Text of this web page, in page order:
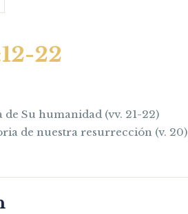
22
Su humanidad (vv. 21-22)
de nuestra resurrección (v. 20)